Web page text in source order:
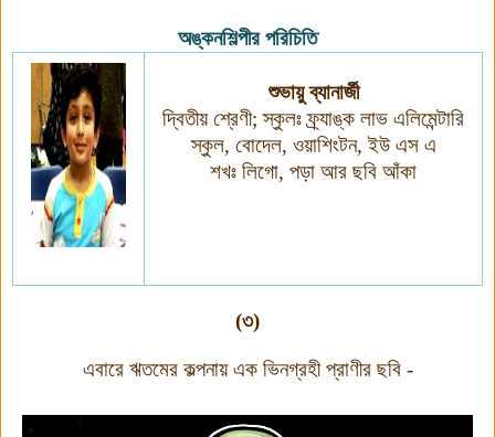
অঙ্কনশিল্পীর পরিচিতি
শুভায়ু ব্যানার্জী
দ্বিতীয় শ্রেণী;স্কুলঃ ফ্র্যাঙ্ক লাভ এলিমেন্টারি
স্কুল, বোদেল, ওয়াশিংটন,ইউ এস এ
শখঃ লিগো, পড়া আর ছবি আঁকা
(৩)
এবারে ঋতমের কল্পনায় এক ভিনগ্রহী প্রাণীর ছবি -